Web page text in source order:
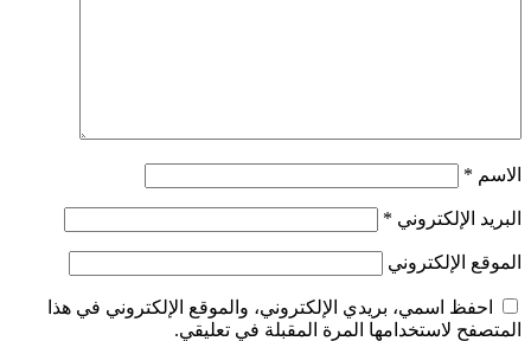
الاسم *
البريد الإلكتروني *
الموقع الإلكتروني
احفظ اسمي، بريدي الإلكتروني، والموقع الإلكتروني في هذا
المتصفح لاستخدامها المرة المقبلة في تعليقي.